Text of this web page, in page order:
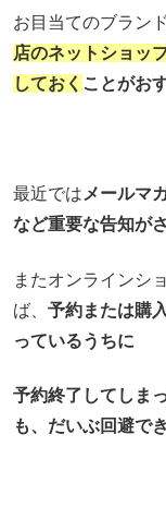
お目当てのブラン
店のネットショッ
しておく ことがお
最近では メールマ
など重要な告知が
またオンラインシ
ば、 予約または購
っているうちに
予約終了してしま
も、だいぶ回避で